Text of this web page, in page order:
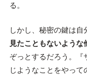
る。
しかし、秘密の鍵は自
見たこともないよう
ぞっとするだろう。『
じようなことをやっ